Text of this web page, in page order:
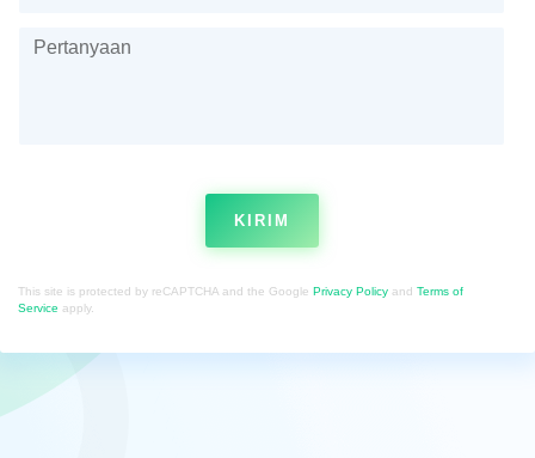
KIRIM
This site is protected by reCAPTCHA and the Google Privacy Policy and Terms of
Service apply.